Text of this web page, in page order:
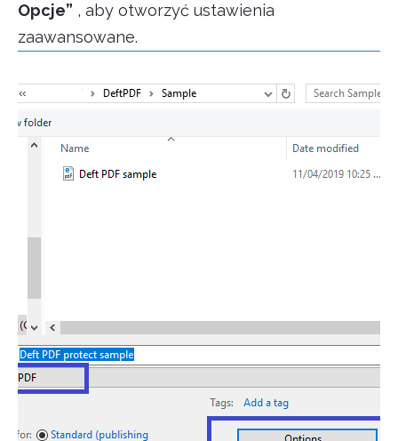
Opcje” , aby otworzyć ustawienia
zaawansowane.